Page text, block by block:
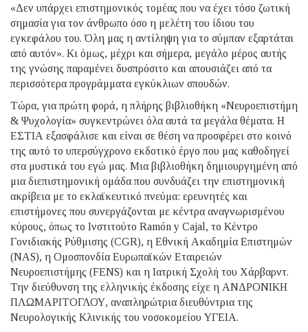
«Δεν υπάρχει επιστημονικός τομέας που να έχει τόσο ζωτική
σημασία για τον άνθρωπο όσο η μελέτη του ίδιου του
εγκεφάλου του. Όλη μας η αντίληψη για το σύμπαν εξαρτάται
από αυτόν». Κι όμως, μέχρι και σήμερα, μεγάλο μέρος αυτής
της γνώσης παραμένει δυσπρόσιτο και απουσιάζει από τα
περισσότερα προγράμματα εγκύκλιων σπουδών.
Τώρα, για πρώτη φορά, η πλήρης βιβλιοθήκη «Νευροεπιστήμη
& Ψυχολογία» συγκεντρώνει όλα αυτά τα μεγάλα θέματα. Η
ΕΣΤΙΑ εξασφάλισε και είναι σε θέση να προσφέρει στο κοινό
της αυτό το υπερσύγχρονο εκδοτικό έργο που μας καθοδηγεί
στα μυστικά του εγώ μας. Μια βιβλιοθήκη δημιουργημένη από
μια διεπιστημονική ομάδα που συνδυάζει την επιστημονική
ακρίβεια με το εκλαϊκευτικό πνεύμα: ερευνητές και
επιστήμονες που συνεργάζονται με κέντρα αναγνωρισμένου
κύρους, όπως το Ινστιτούτο Ramón y Cajal, το Κέντρο
Γονιδιακής Ρύθμισης (CGR), η Εθνική Ακαδημία Επιστημών
(NAS), η Ομοσπονδία Ευρωπαϊκών Εταιρειών
Νευροεπιστήμης (FENS) και η Ιατρική Σχολή του Χάρβαρντ.
Την διεύθυνση της ελληνικής έκδοσης είχε η ΑΝΔΡΟΝΙΚΗ
ΠΛΩΜΑΡΙΤΟΓΛΟΥ, αναπληρώτρια διευθύντρια της
Νευρολογικής Κλινικής του νοσοκομείου ΥΓΕΙΑ.